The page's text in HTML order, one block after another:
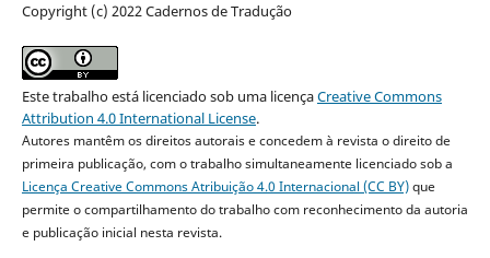
Copyright (c) 2022 Cadernos de Tradução
Este trabalho está licenciado sob uma licençaCreative Commons
Attribution 4.0 International License.
Autores mantêm os direitos autorais e concedem à revista o direito de
primeira publicação, com o trabalho simultaneamente licenciado sob a
Licença Creative Commons Atribuição 4.0 Internacional (CC BY)que
permite o compartilhamento do trabalho com reconhecimento da autoria
e publicação inicial nesta revista.